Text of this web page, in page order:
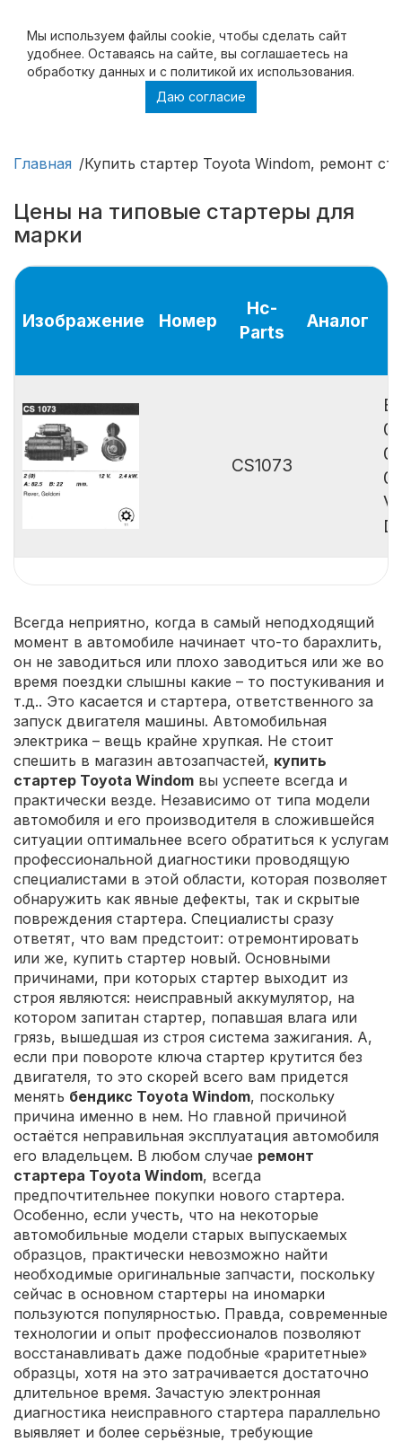
Мы используем файлы cookie, чтобы cделать сайт
удобнее. Оставаясь на сайте, вы соглашаетесь на
обработку данных и с политикой их использования.
Даю согласие
Купить стартер Toyota Windom, ремонт
Главная Купить стартер Toyota Windom, ремонт
Цены на типовые стартеры для
марки
Изображение Номер
Hc-
Parts
Аналог
CS1073
Всегда неприятно, когда в самый неподходящий
момент в автомобиле начинает что-то барахлить,
он не заводиться или плохо заводиться или же во
время поездки слышны какие – то постукивания и
т.д.. Это касается и стартера, ответственного за
запуск двигателя машины. Автомобильная
электрика – вещь крайне хрупкая. Не стоит
спешить в магазин автозапчастей, купить
стартер Toyota Windom вы успеете всегда и
практически везде. Независимо от типа модели
автомобиля и его производителя в сложившейся
ситуации оптимальнее всего обратиться к услугам
профессиональной диагностики проводящую
специалистами в этой области, которая позволяет
обнаружить как явные дефекты, так и скрытые
повреждения стартера. Специалисты сразу
ответят, что вам предстоит: отремонтировать
или же, купить стартер новый. Основными
причинами, при которых стартер выходит из
строя являются: неисправный аккумулятор, на
котором запитан стартер, попавшая влага или
грязь, вышедшая из строя система зажигания. А,
если при повороте ключа стартер крутится без
двигателя, то это скорей всего вам придется
менять бендикс Toyota Windom, поскольку
причина именно в нем. Но главной причиной
остаётся неправильная эксплуатация автомобиля
его владельцем. В любом случае ремонт
стартера Toyota Windom, всегда
предпочтительнее покупки нового стартера.
Особенно, если учесть, что на некоторые
автомобильные модели старых выпускаемых
образцов, практически невозможно найти
необходимые оригинальные запчасти, поскольку
сейчас в основном стартеры на иномарки
пользуются популярностью. Правда, современные
технологии и опыт профессионалов позволяют
восстанавливать даже подобные «раритетные»
образцы, хотя на это затрачивается достаточно
длительное время. Зачастую электронная
диагностика неисправного стартера параллельно
выявляет и более серьёзные, требующие